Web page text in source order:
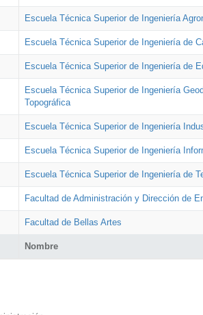
Nombre
Escuela Técnica Superior de Ingeniería
Escuela Técnica Superior de Ingeniería de
Escuela Técnica Superior de Ingeniería de
Escuela Técnica Superior de Ingeniería
Topográfica
Escuela Técnica Superior de Ingeniería
Escuela Técnica Superior de Ingeniería
Escuela Técnica Superior de Ingeniería de
Facultad de Administración y Dirección de
Facultad de Bellas Artes